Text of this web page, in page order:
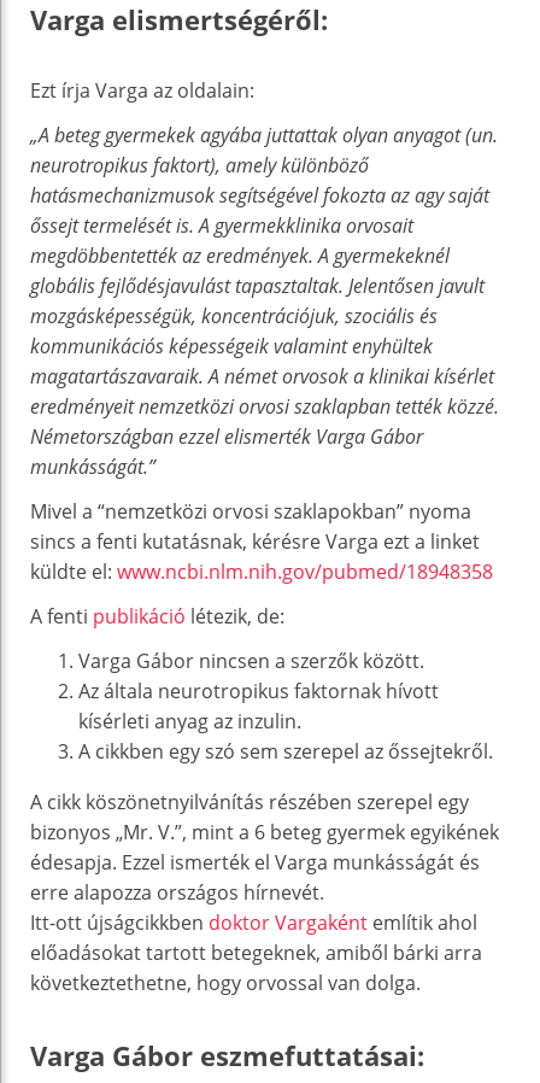
Varga elismertségéről:
Ezt írja Varga az oldalain:
„A beteg gyermekek agyába juttattak olyan anyagot (un.
neurotropikus faktort), amely különböző
hatásmechanizmusok segítségével fokozta az agy saját
őssejt termelését is. A gyermekklinika orvosait
megdöbbentették az eredmények. A gyermekeknél
globális fejlődésjavulást tapasztaltak. Jelentősen javult
mozgásképességük, koncentrációjuk, szociális és
kommunikációs képességeik valamint enyhültek
magatartászavaraik. A német orvosok a klinikai kísérlet
eredményeit nemzetközi orvosi szaklapban tették közzé.
Németországban ezzel elismerték Varga Gábor
munkásságát.”
Mivel a “nemzetközi orvosi szaklapokban” nyoma
sincs a fenti kutatásnak, kérésre Varga ezt a linket
küldte el: www.ncbi.nlm.nih.gov/pubmed/18948358
A fenti publikáció létezik, de:
Varga Gábor nincsen a szerzők között.
Az általa neurotropikus faktornak hívott
kísérleti anyag az inzulin.
A cikkben egy szó sem szerepel az őssejtekről.
A cikk köszönetnyilvánítás részében szerepel egy
bizonyos „Mr. V.”, mint a 6 beteg gyermek egyikének
édesapja. Ezzel ismerték el Varga munkásságát és
erre alapozza országos hírnevét.
Itt-ott újságcikkben doktor Vargaként említik ahol
előadásokat tartott betegeknek, amiből bárki arra
következtethetne, hogy orvossal van dolga.
Varga Gábor eszmefuttatásai: